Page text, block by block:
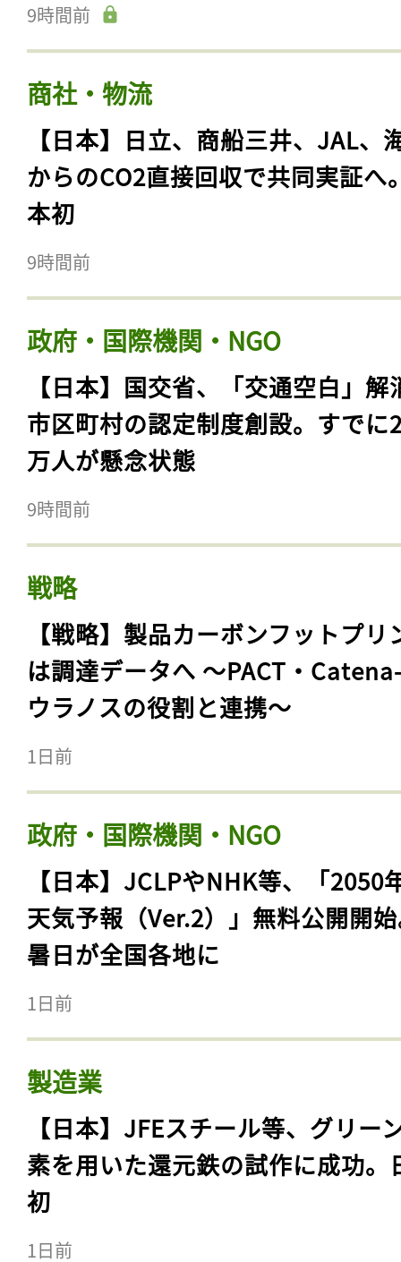
9時間前
商社・物流
【日本】日立、商船三井、JAL、
からのCO2直接回収で共同実証へ
本初
9時間前
政府・国際機関・NGO
【日本】国交省、「交通空白」解
市区町村の認定制度創設。すでに
万人が懸念状態
9時間前
戦略
【戦略】製品カーボンフットプリ
は調達データへ 〜PACT・
ウラノスの役割と連携〜
1日前
政府・国際機関・NGO
【日本】JCLPやNHK等、「2050
天気予報（Ver.2）」無料公開開
暑日が全国各地に
1日前
製造業
【日本】JFEスチール等、グリー
素を用いた還元鉄の試作に成功。
初
1日前